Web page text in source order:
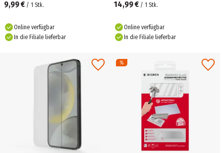
9,99 € / 1 Stk.
Online verfügbar
In die Filiale lieferbar
14,99 € / 1 Stk.
Online verfügbar
In die Filiale lieferbar